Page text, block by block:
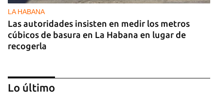
LA HABANA
Las autoridades insisten en medir los metros
cúbicos de basura en La Habana en lugar de
recogerla
Lo último